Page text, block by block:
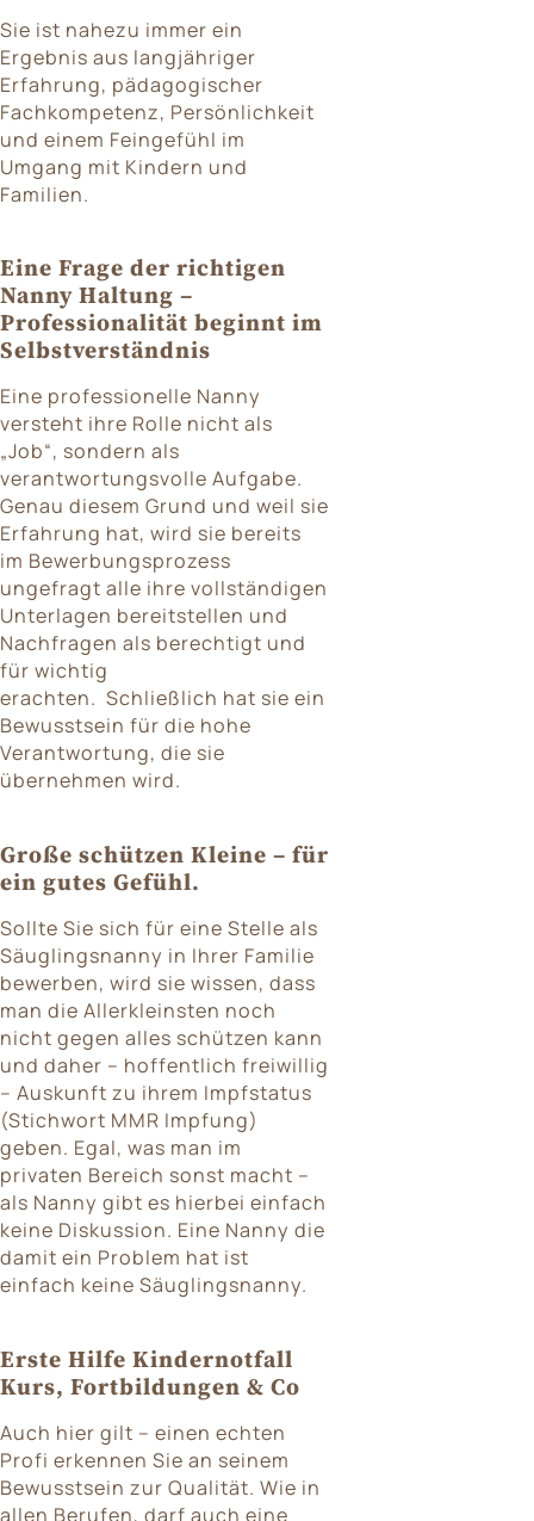
Sie ist nahezu immer ein
Ergebnis aus langjähriger
Erfahrung, pädagogischer
Fachkompetenz, Persönlichkeit
und einem Feingefühl im
Umgang mit Kindern und
Familien.
Eine Frage der richtigen
Nanny Haltung –
Professionalität beginnt im
Selbstverständnis
Eine professionelle Nanny
versteht ihre Rolle nicht als
„Job“, sondern als
verantwortungsvolle Aufgabe.
Genau diesem Grund und weil sie
Erfahrung hat, wird sie bereits
im Bewerbungsprozess
ungefragt alle ihre vollständigen
Unterlagen bereitstellen und
Nachfragen als berechtigt und
für wichtig
erachten. Schließlich hat sie ein
Bewusstsein für die hohe
Verantwortung, die sie
übernehmen wird.
Große schützen Kleine – für
ein gutes Gefühl.
Sollte Sie sich für eine Stelle als
Säuglingsnanny in Ihrer Familie
bewerben, wird sie wissen, dass
man die Allerkleinsten noch
nicht gegen alles schützen kann
und daher – hoffentlich freiwillig
– Auskunft zu ihrem Impfstatus
(Stichwort MMR Impfung)
geben. Egal, was man im
privaten Bereich sonst macht –
als Nanny gibt es hierbei einfach
keine Diskussion. Eine Nanny die
damit ein Problem hat ist
einfach keine Säuglingsnanny.
Erste Hilfe Kindernotfall
Kurs, Fortbildungen & Co
Auch hier gilt – einen echten
Profi erkennen Sie an seinem
Bewusstsein zur Qualität. Wie in
allen Berufen, darf auch eine